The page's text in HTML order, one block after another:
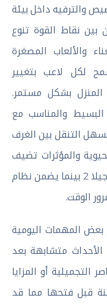
والترفيه داخل بيئة
بين نقاط القوة تنوع
والألعاب المصغرة
لكل لاعب بتغيير
المنزل بشكل مستمر.
والمناسب مع
التنقل بين الغرف
والمؤثرات تضيف
طابع أفضل عند التفاعل مع القطة انجيلا 2 بينما يضمن نظام
الوقت.
بعض المهمات اليومية
متشابهة بعد
التجميلية أو المزايا
قبل فتحها مما قد